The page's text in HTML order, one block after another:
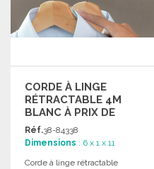
CORDE À LINGE
RÉTRACTABLE 4M
BLANC À PRIX DE
GROS
Réf.38-84338
Dimensions : 6 x 1 x 11
Corde à linge rétractable